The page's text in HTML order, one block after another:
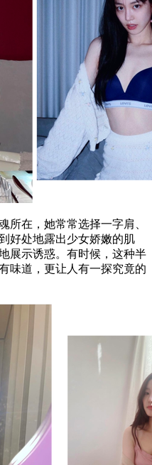
在，她常常选择一字肩、
好处地露出少女娇嫩的肌
展示诱惑。有时候，这种半
味道，更让人有一探究竟的